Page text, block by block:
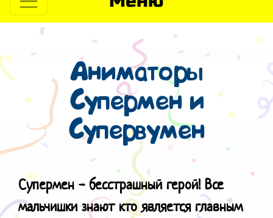
Аниматоры
Супермен и
Супервумен
Супермен - бесстрашный герой! Все
мальчишки знают кто является главным